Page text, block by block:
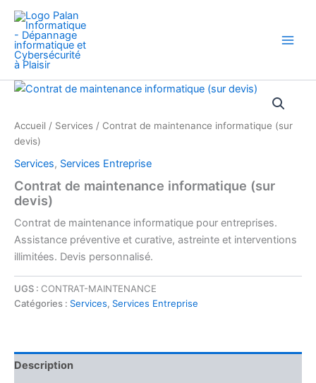
Aller
contenu
Accueil / Services / Contrat de maintenance informatique (sur
devis)
Services, Services Entreprise
Contrat de maintenance informatique (sur
devis)
Contrat de maintenance informatique pour entreprises.
Assistance préventive et curative, astreinte et interventions
illimitées. Devis personnalisé.
UGS : CONTRAT-MAINTENANCE
Catégories : Services, Services Entreprise
Description